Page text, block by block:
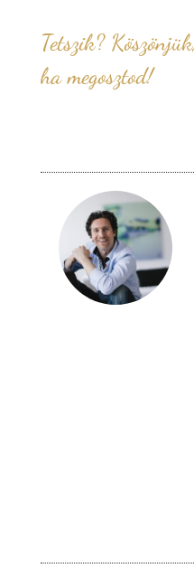
Tetszik? Köszönjük,
ha megosztod!